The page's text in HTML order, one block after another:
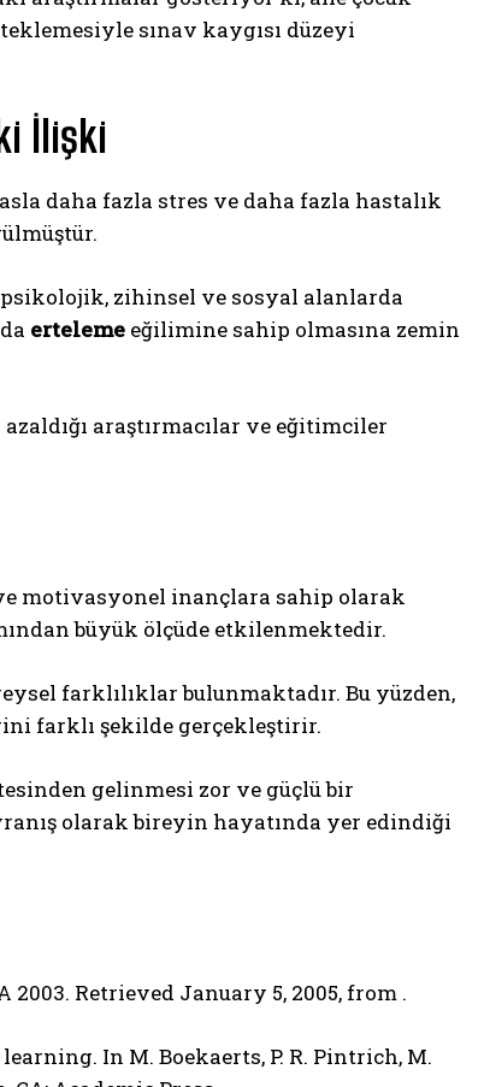
sınav kaygısı düzeyi
İlişki
daha fazla stres ve daha fazla hastalık
zihinsel ve sosyal alanlarda
erteleme eğilimine sahip olmasına zemin
araştırmacılar ve eğitimciler
motivasyonel inançlara sahip olarak
büyük ölçüde etkilenmektedir.
farklılıklar bulunmaktadır. Bu yüzden,
farklı şekilde gerçekleştirir.
gelinmesi zor ve güçlü bir
olarak bireyin hayatında yer edindiği
Retrieved January 5, 2005, from .
In M. Boekaerts, P. R. Pintrich, M.